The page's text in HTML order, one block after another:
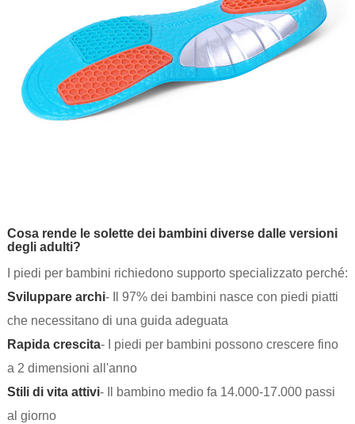
Cosa rende le solette dei bambini diverse dalle versioni
degli adulti?
I piedi per bambini richiedono supporto specializzato perché:
Sviluppare archi- Il 97% dei bambini nasce con piedi piatti
che necessitano di una guida adeguata
Rapida crescita- I piedi per bambini possono crescere fino
a 2 dimensioni all'anno
Stili di vita attivi- Il bambino medio fa 14.000-17.000 passi
al giorno